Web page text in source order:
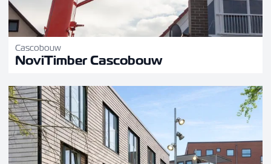
Cascobouw
NoviTimber Cascobouw